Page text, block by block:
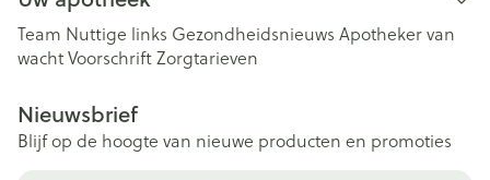
Team Nuttige links Gezondheidsnieuws Apotheker van
wachtVoorschriftZorgtarieven
Nieuwsbrief
Blijf op de hoogte van nieuwe producten en promoties